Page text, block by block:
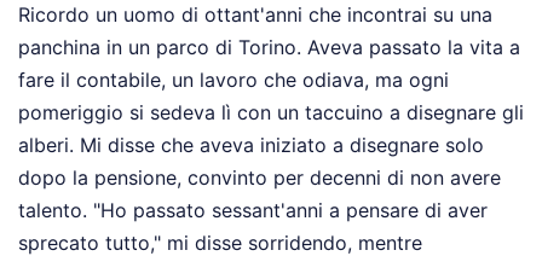
Ricordo un uomo di ottant'anni che incontrai su una
panchina in un parco di Torino. Aveva passato la vita a
fare il contabile, un lavoro che odiava, ma ogni
pomeriggio si sedeva lì con un taccuino a disegnare gli
alberi. Mi disse che aveva iniziato a disegnare solo
dopo la pensione, convinto per decenni di non avere
talento. "Ho passato sessant'anni a pensare di aver
sprecato tutto," mi disse sorridendo, mentre